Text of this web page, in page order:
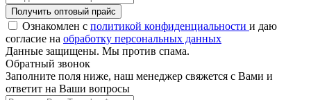
Получить оптовый прайс
Ознакомлен с политикой конфиденциальности и даю
согласие на обработку персональных данных
Данные защищены. Мы против спама.
Обратный звонок
Заполните поля ниже, наш менеджер свяжется с Вами и
ответит на Ваши вопросы